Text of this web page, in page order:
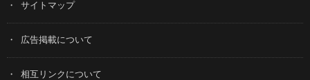
サイトマップ
広告掲載について
相互リンクについて